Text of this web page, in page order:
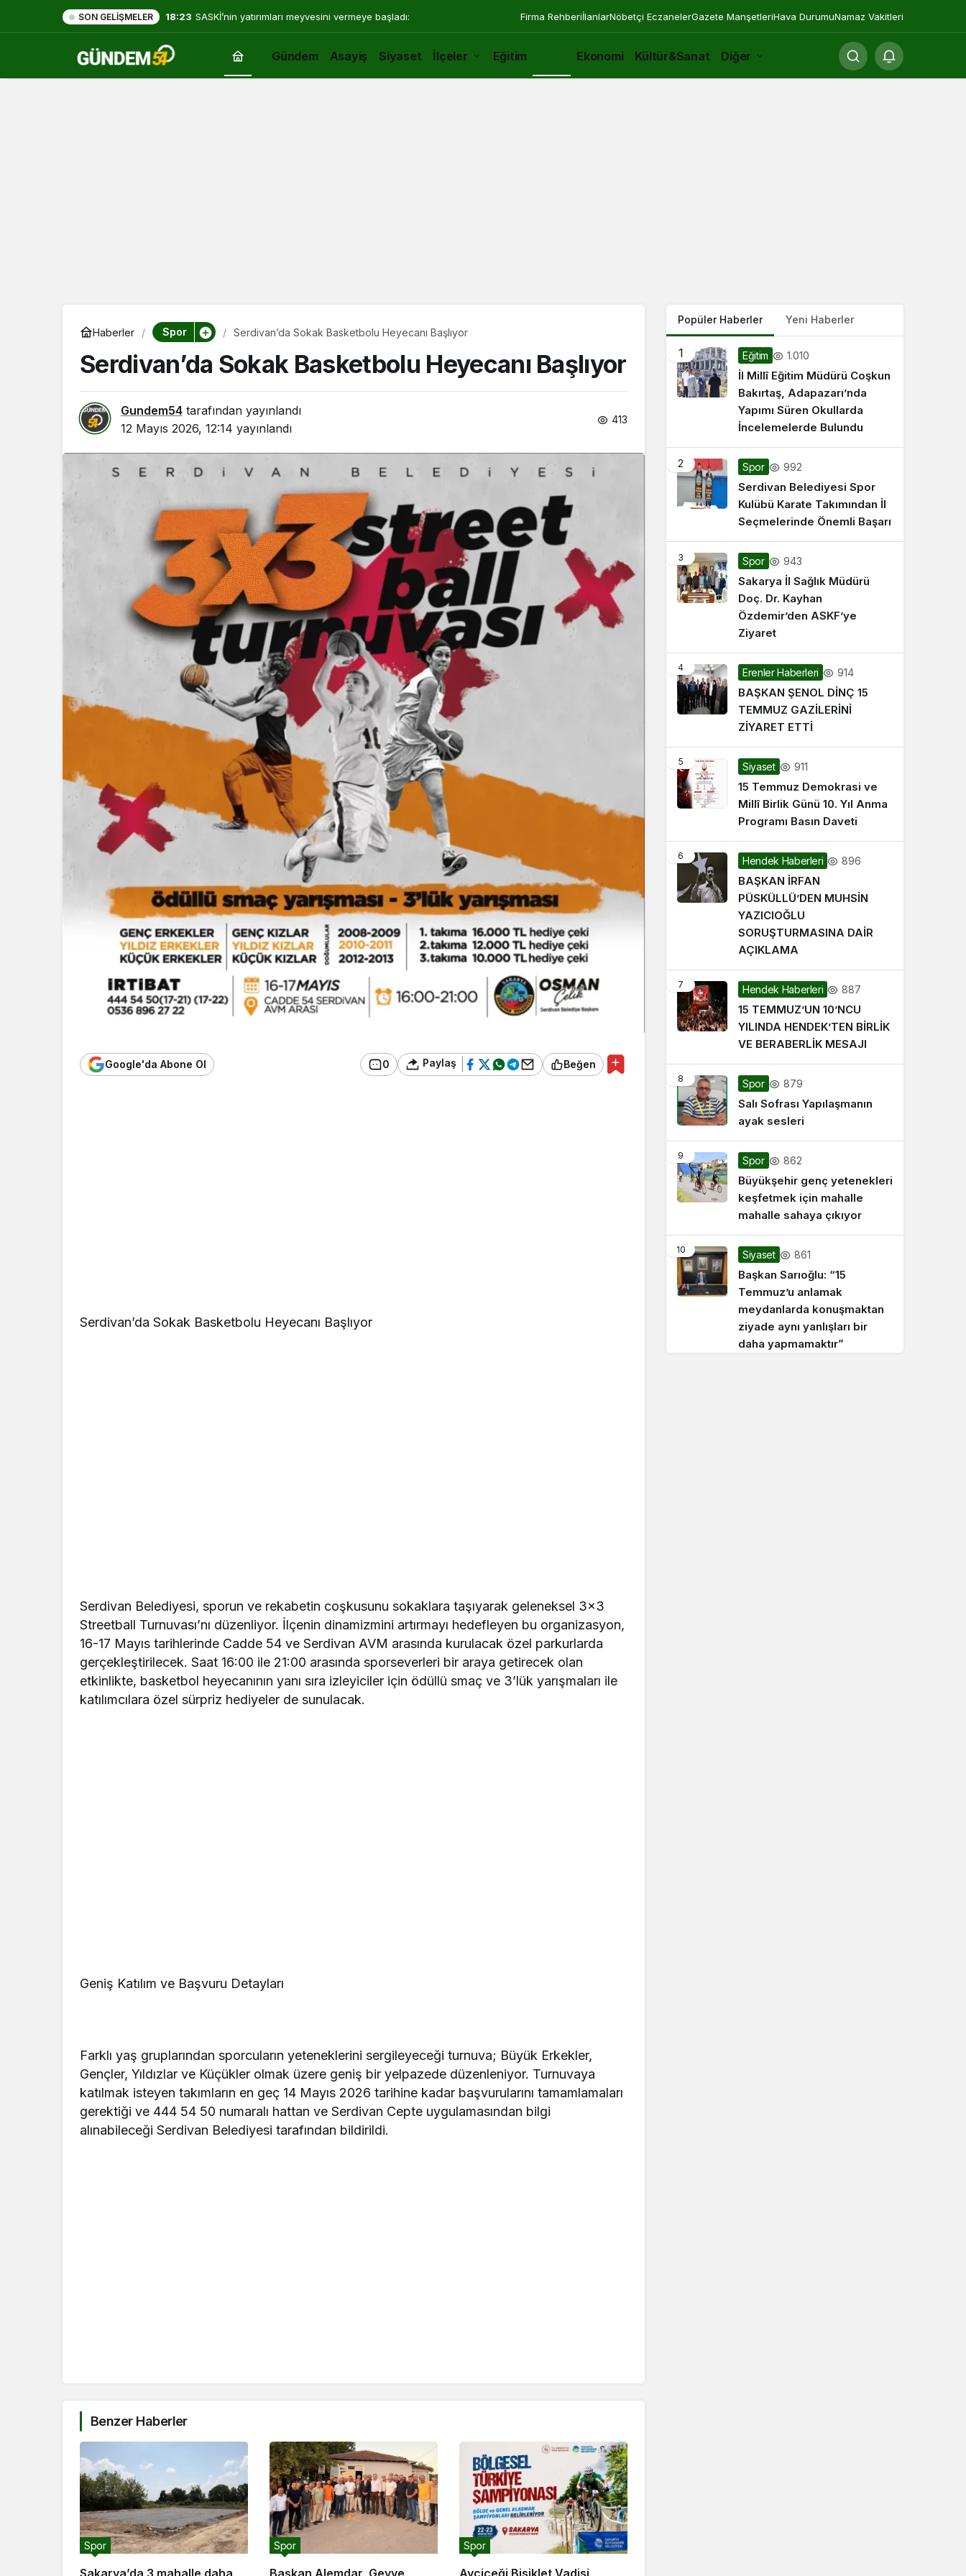
SON GELIŞMELER 18:23 SASKİ’nin yatırımları meyvesini vermeye başladı: Firma RehberiİlanlarNöbetçi EczanelerGazete ManşetleriHava DurumuNamaz Vakitleri
Gündem Asayiş Siyaset İlçeler Eğitim Ekonomi Kültür&Sanat Diğer
Haberler Spor Serdivan’da Sokak Basketbolu Heyecanı Başlıyor
Serdivan’da Sokak Basketbolu Heyecanı Başlıyor
Gundem54 tarafından yayınlandı
12 Mayıs 2026, 12:14 yayınlandı
413
Google'da Abone Ol 0 Paylaş Beğen
Serdivan’da Sokak Basketbolu Heyecanı Başlıyor
Serdivan Belediyesi, sporun ve rekabetin coşkusunu sokaklara taşıyarak geleneksel 3×3
Streetball Turnuvası’nı düzenliyor. İlçenin dinamizmini artırmayı hedefleyen bu organizasyon,
16-17 Mayıs tarihlerinde Cadde 54 ve Serdivan AVM arasında kurulacak özel parkurlarda
gerçekleştirilecek. Saat 16:00 ile 21:00 arasında sporseverleri bir araya getirecek olan
etkinlikte, basketbol heyecanının yanı sıra izleyiciler için ödüllü smaç ve 3’lük yarışmaları ile
katılımcılara özel sürpriz hediyeler de sunulacak.
Geniş Katılım ve Başvuru Detayları
Farklı yaş gruplarından sporcuların yeteneklerini sergileyeceği turnuva; Büyük Erkekler,
Gençler, Yıldızlar ve Küçükler olmak üzere geniş bir yelpazede düzenleniyor. Turnuvaya
katılmak isteyen takımların en geç 14 Mayıs 2026 tarihine kadar başvurularını tamamlamaları
gerektiği ve 444 54 50 numaralı hattan ve Serdivan Cepte uygulamasından bilgi
alınabileceği Serdivan Belediyesi tarafından bildirildi.
Benzer Haberler
Sakarya’da 3 mahalle daha
Spor
Başkan Alemdar, Geyve
Spor
Ayçiçeği Bisiklet Vadisi,
Spor
Popüler Haberler Yeni Haberler
1 Eğitim 1.010
İl Millî Eğitim Müdürü Coşkun
Bakırtaş, Adapazarı’nda
Yapımı Süren Okullarda
İncelemelerde Bulundu
2 Spor 992
Serdivan Belediyesi Spor
Kulübü Karate Takımından İl
Seçmelerinde Önemli Başarı
3 Spor 943
Sakarya İl Sağlık Müdürü
Doç. Dr. Kayhan
Özdemir’den ASKF’ye
Ziyaret
4 Erenler Haberleri 914
BAŞKAN ŞENOL DİNÇ 15
TEMMUZ GAZİLERİNİ
ZİYARET ETTİ
5 Siyaset 911
15 Temmuz Demokrasi ve
Millî Birlik Günü 10. Yıl Anma
Programı Basın Daveti
6 Hendek Haberleri 896
BAŞKAN İRFAN
PÜSKÜLLÜ’DEN MUHSİN
YAZICIOĞLU
SORUŞTURMASINA DAİR
AÇIKLAMA
7 Hendek Haberleri 887
15 TEMMUZ’UN 10’NCU
YILINDA HENDEK’TEN BİRLİK
VE BERABERLİK MESAJI
8 Spor 879
Salı Sofrası Yapılaşmanın
ayak sesleri
9 Spor 862
Büyükşehir genç yetenekleri
keşfetmek için mahalle
mahalle sahaya çıkıyor
10 Siyaset 861
Başkan Sarıoğlu: “15
Temmuz’u anlamak
meydanlarda konuşmaktan
ziyade aynı yanlışları bir
daha yapmamaktır”